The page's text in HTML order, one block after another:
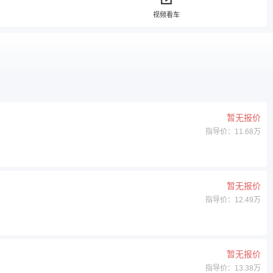
视频看车
暂无报价
指导价：11.68万
暂无报价
指导价：12.49万
暂无报价
指导价：13.38万